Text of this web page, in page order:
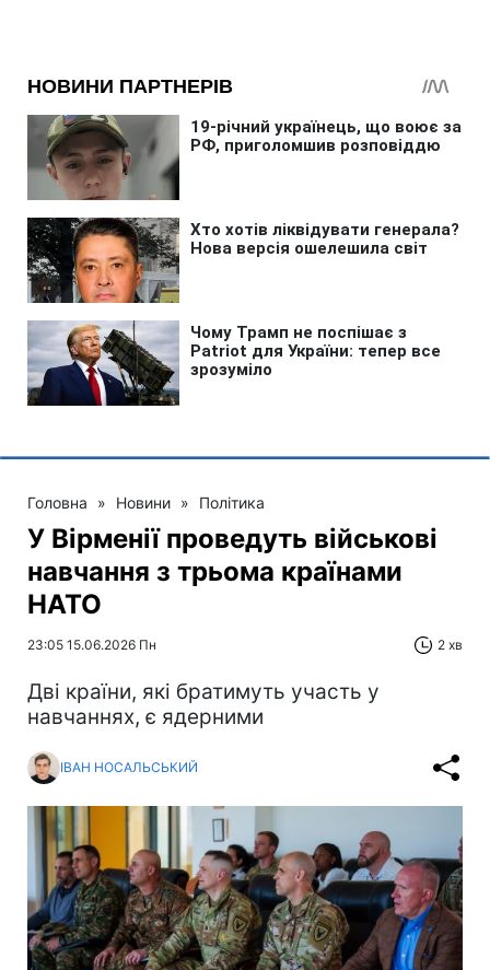
Головна » Новини » Політика
У Вірменії проведуть військові
навчання з трьома країнами
НАТО
23:05 15.06.2026 Пн 2 хв
Дві країни, які братимуть участь у
навчаннях, є ядерними
ІВАН НОСАЛЬСЬКИЙ